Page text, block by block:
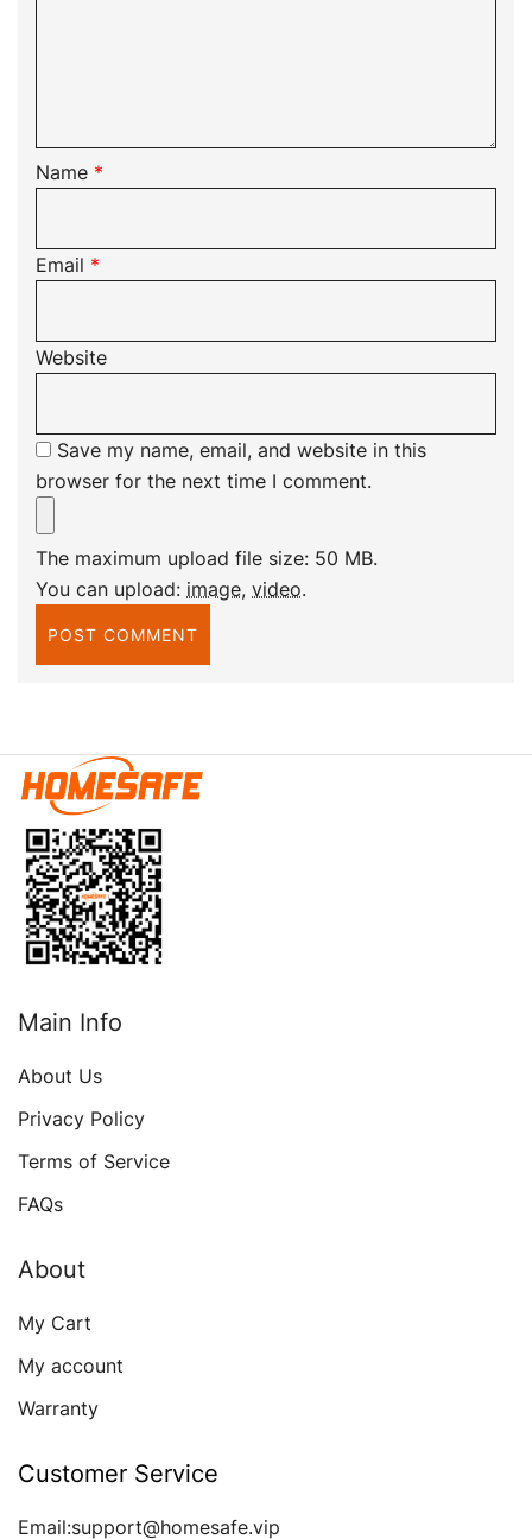
Name *
Email *
Website
Save my name, email, and website in this
browser for the next time I comment.
The maximum upload file size: 50 MB.
You can upload: image, video.
Main Info
About Us
Privacy Policy
Terms of Service
FAQs
About
My Cart
My account
Warranty
Customer Service
Email:support@homesafe.vip